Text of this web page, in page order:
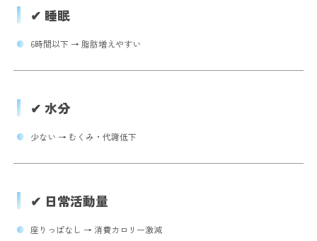
✔ 睡眠
6時間以下 → 脂肪増えやすい
✔ 水分
少ない → むくみ・代謝低下
✔ 日常活動量
座りっぱなし → 消費カロリー激減